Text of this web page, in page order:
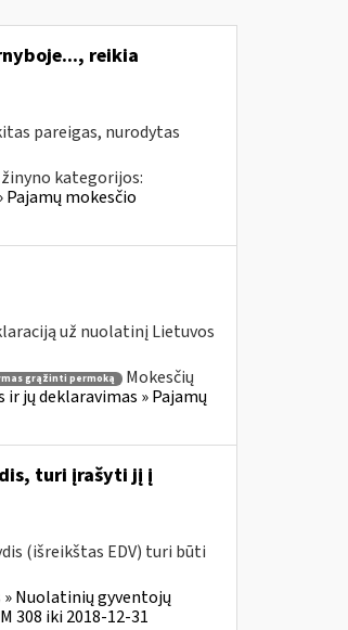
reikia
pareigas, nurodytas
kategorijos:
mokesčio
už nuolatinį Lietuvos
grąžinti permoką
Mokesčių
jų deklaravimas » Pajamų
turi įrašyti jį į
(išreikštas EDV) turi būti
Nuolatinių gyventojų
308 iki 2018-12-31